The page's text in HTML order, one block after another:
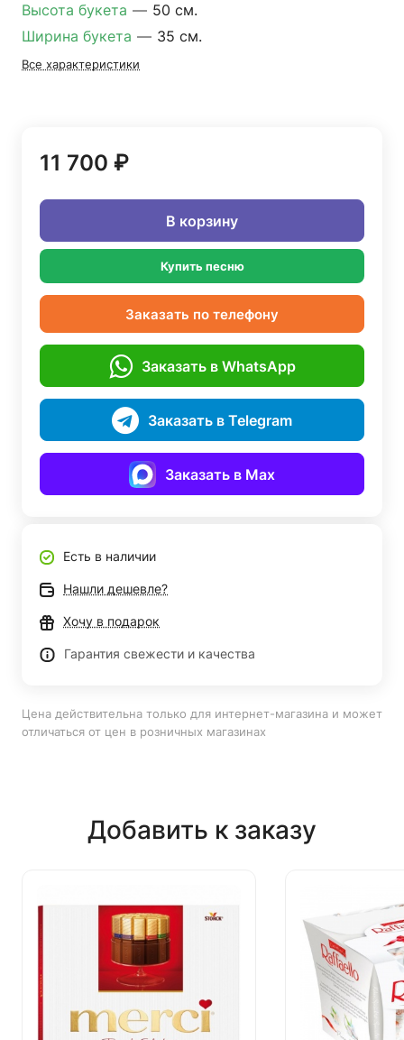
Высота букета — 50 см.
Ширина букета — 35 см.
Все характеристики
11 700 ₽
В корзину
Купить песню
Заказать по телефону
Заказать в WhatsApp
Заказать в Telegram
Заказать в Max
Есть в наличии
Нашли дешевле?
Хочу в подарок
Гарантия свежести и качества
Цена действительна только для интернет-магазина и может
отличаться от цен в розничных магазинах
Добавить к заказу